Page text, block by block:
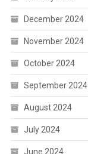
December 2024
November 2024
October 2024
September 2024
August 2024
July 2024
June 2024